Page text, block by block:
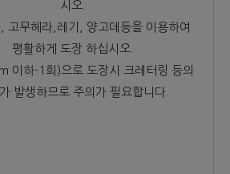
시오.
고무헤라,레기, 양고데등을 이용하여
평활하게 도장 하십시오.
이하-1회)으로 도장시 크레터링 등의
발생하므로 주의가 필요합니다.